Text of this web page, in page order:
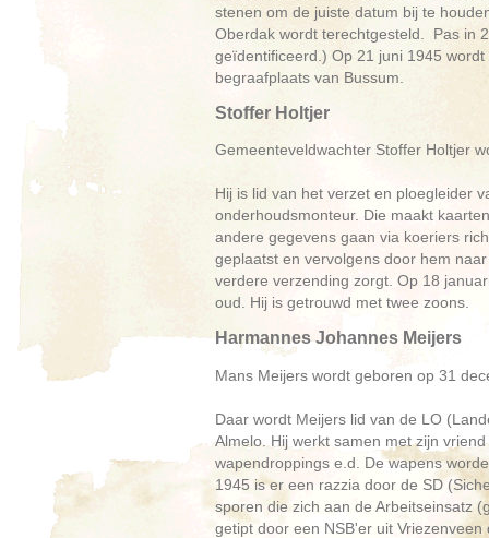
stenen om de juiste datum bij te
Oberdak wordt terechtgesteld. Pas in
geïdentificeerd.) Op 21 juni 1945
begraafplaats van Bussum.
Stoffer Holtjer
Gemeenteveldwachter Stoffer Holtjer
Hij is lid van het verzet en ploegleider
onderhoudsmonteur. Die maakt
andere gegevens gaan via koeriers
geplaatst en vervolgens door hem
verdere verzending zorgt. Op 18
oud. Hij is getrouwd met twee zoons.
Harmannes Johannes Meijers
Mans Meijers wordt geboren op 31
Daar wordt Meijers lid van de LO
Almelo. Hij werkt samen met zijn
wapendroppings e.d. De wapens
1945 is er een razzia door de SD
sporen die zich aan de Arbeitseinsatz
getipt door een NSB'er uit